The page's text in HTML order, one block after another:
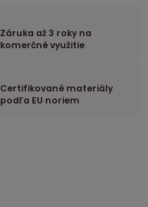
Záruka až 3 roky na
komerčné využitie
Certifikované materiály
podľa EU noriem